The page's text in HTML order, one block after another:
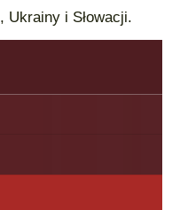
i Słowacji.